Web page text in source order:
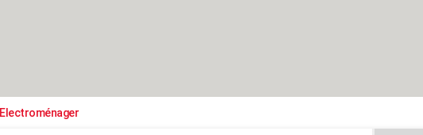
Electroménager